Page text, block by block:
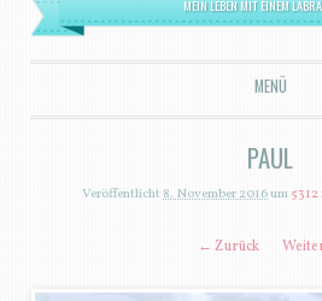
MEIN LEBEN MIT EINEM
MENÜ
ZUM INHALT SPRINGEN
PAUL
Veröffentlicht8. November 2016um5312
← Zurück